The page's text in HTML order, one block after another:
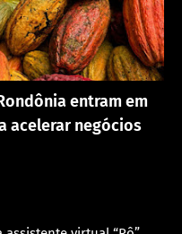
entram em
acelerar negócios